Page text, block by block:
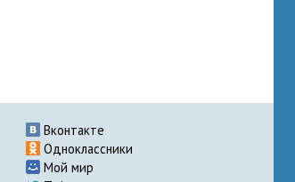
Вконтакте
Одноклассники
Мой мир